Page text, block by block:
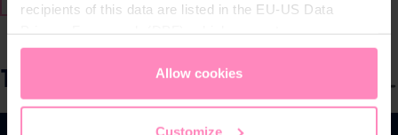
recipients of this data are listed in the EU-US Data
appropriate level of data protection. You canaccept all
only allow necessary cookies
access and change your chosen setting at any time in
Allow cookies
Customize
19,90 €